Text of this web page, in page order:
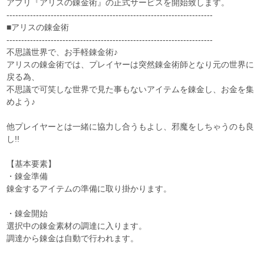
アプリ『アリスの錬金術』の正式サービスを開始致します。
----------------------------------------------------------------------
■アリスの錬金術
----------------------------------------------------------------------
不思議世界で、お手軽錬金術♪
アリスの錬金術では、プレイヤーは突然錬金術師となり元の世界に
戻る為、
不思議で可笑しな世界で見た事もないアイテムを錬金し、お金を集
めよう♪
他プレイヤーとは一緒に協力し合うもよし、邪魔をしちゃうのも良
し!!
【基本要素】
・錬金準備
錬金するアイテムの準備に取り掛かります。
・錬金開始
選択中の錬金素材の調達に入ります。
調達から錬金は自動で行われます。